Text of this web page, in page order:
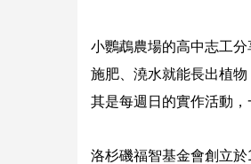
小鸚鵡農場的高中志工
施肥、澆水就能長出植
其是每週日的實作活動
洛杉磯福智基金會創立